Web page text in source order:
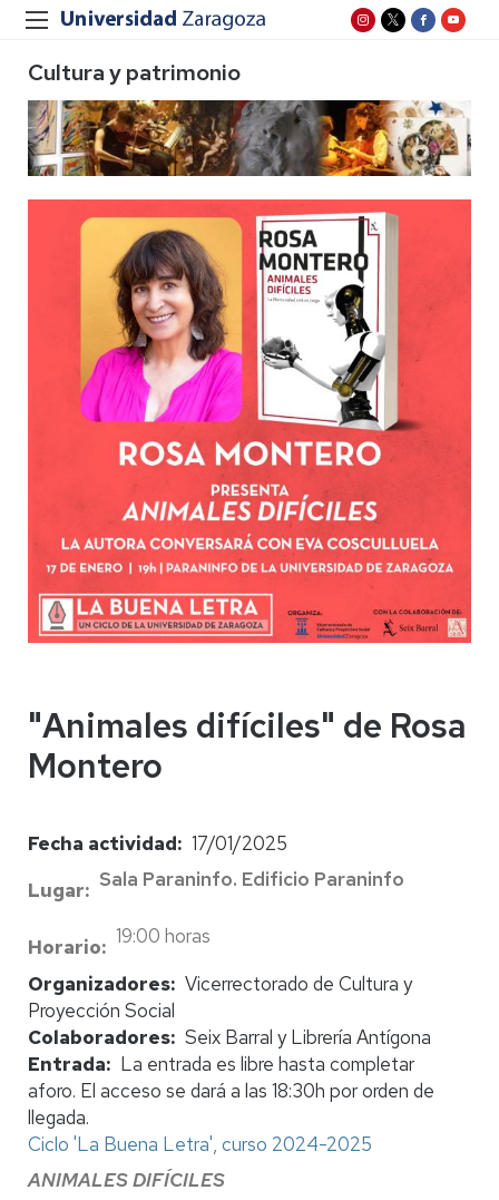
Cultura y patrimonio
"Animales difíciles" de Rosa
Montero
Fecha actividad
17/01/2025
Lugar
Sala Paraninfo. Edificio Paraninfo
Horario
19:00 horas
Organizadores Vicerrectorado de Cultura y
Proyección Social
Colaboradores Seix Barral y Librería Antígona
Entrada
La entrada es libre hasta completar
aforo. El acceso se dará a las 18:30h por orden de
llegada.
Ciclo 'La Buena Letra', curso 2024-2025
ANIMALES DIFÍCILES